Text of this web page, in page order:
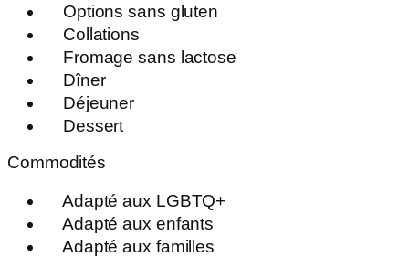
Options sans gluten
Collations
Fromage sans lactose
Dîner
Déjeuner
Dessert
Commodités
Adapté aux LGBTQ+
Adapté aux enfants
Adapté aux familles